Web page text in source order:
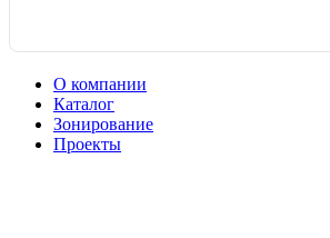
О компании
Каталог
Зонирование
Проекты